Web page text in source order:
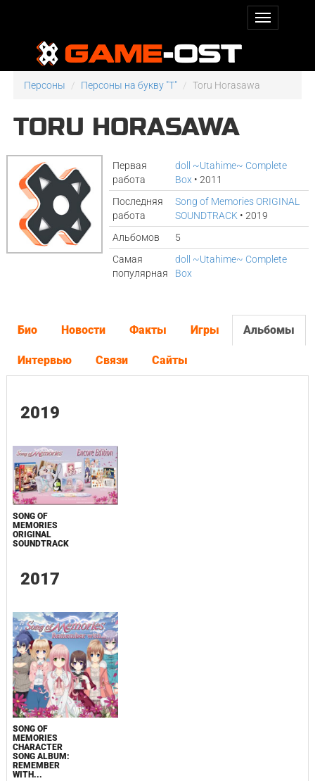
Персоны Персоны на букву "T" Toru Horasawa
TORU HORASAWA
Первая
работа
doll ~Utahime~ Complete
Box • 2011
Последняя
работа
Song of Memories ORIGINAL
SOUNDTRACK • 2019
Альбомов
5
Самая
популярная
doll ~Utahime~ Complete
Box
Био Новости Факты Игры Альбомы
Интервью Связи Сайты
2019
SONG OF
MEMORIES
ORIGINAL
SOUNDTRACK
2017
SONG OF
MEMORIES
CHARACTER
SONG ALBUM:
REMEMBER
WITH...